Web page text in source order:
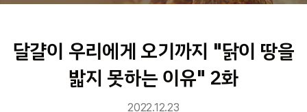
달걀이 우리에게 오기까지 "닭이 땅을
밟지 못하는 이유" 2화
2022.12.23